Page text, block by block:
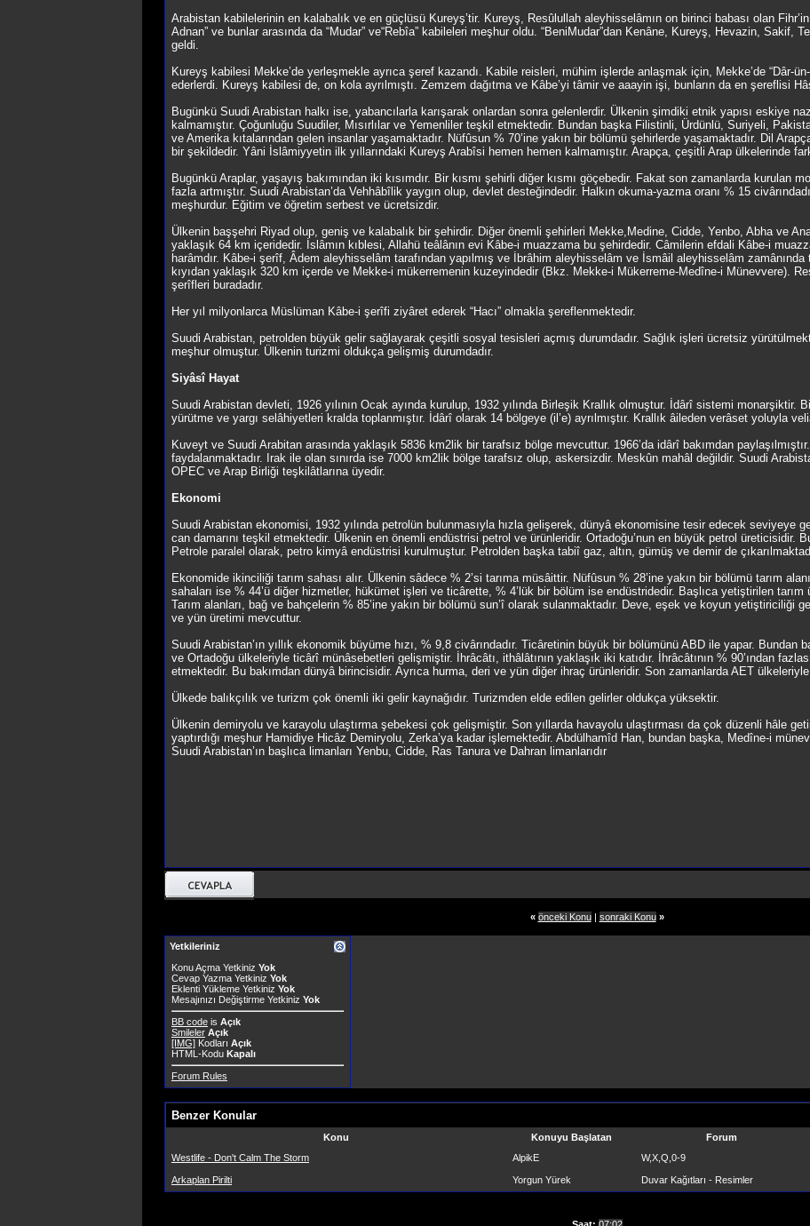
Arabistan kabilelerinin en kalabalık ve en güçlüsü Kureyş’tir. Kureyş, Resûlullah aleyhisselâmın on birinci babası olan Fihr’in
Adnan” ve bunlar arasında da “Mudar” ve“Rebîa” kabileleri meşhur oldu. “BeniMudar”dan Kenâne, Kureyş, Hevazin, Sakif,
geldi.
Kureyş kabilesi Mekke’de yerleşmekle ayrıca şeref kazandı. Kabile reisleri, mühim işlerde anlaşmak için, Mekke’de “Dâr-
ederlerdi. Kureyş kabilesi de, on kola ayrılmıştı. Zemzem dağıtma ve Kâbe’yi tâmir ve aaayin işi, bunların da en şereflisi
Bugünkü Suudi Arabistan halkı ise, yabancılarla karışarak onlardan sonra gelenlerdir. Ülkenin şimdiki etnik yapısı eskiye
kalmamıştır. Çoğunluğu Suudiler, Mısırlılar ve Yemenliler teşkil etmektedir. Bundan başka Filistinli, Ürdünlü, Suriyeli,
ve Amerika kıtalarından gelen insanlar yaşamaktadır. Nüfûsun % 70’ine yakın bir bölümü şehirlerde yaşamaktadır. Dil
bir şekildedir. Yâni İslâmiyyetin ilk yıllarındaki Kureyş Arabîsi hemen hemen kalmamıştır. Arapça, çeşitli Arap ülkelerinde
Bugünkü Araplar, yaşayış bakımından iki kısımdır. Bir kısmı şehirli diğer kısmı göçebedir. Fakat son zamanlarda kurulan
fazla artmıştır. Suudi Arabistan’da Vehhâbîlik yaygın olup, devlet desteğindedir. Halkın okuma-yazma oranı % 15
meşhurdur. Eğitim ve öğretim serbest ve ücretsizdir.
Ülkenin başşehri Riyad olup, geniş ve kalabalık bir şehirdir. Diğer önemli şehirleri Mekke,Medine, Cidde, Yenbo, Abha ve
yaklaşık 64 km içeridedir. İslâmın kıblesi, Allahü teâlânın evi Kâbe-i muazzama bu şehirdedir. Câmilerin efdali Kâbe-i
harâmdır. Kâbe-i şerîf, Âdem aleyhisselâm tarafından yapılmış ve İbrâhim aleyhisselâm ve İsmâil aleyhisselâm
kıyıdan yaklaşık 320 km içerde ve Mekke-i mükerremenin kuzeyindedir (Bkz. Mekke-i Mükerreme-Medîne-i Münevvere).
şerîfleri buradadır.
Her yıl milyonlarca Müslüman Kâbe-i şerîfi ziyâret ederek “Hacı” olmakla şereflenmektedir.
Suudi Arabistan, petrolden büyük gelir sağlayarak çeşitli sosyal tesisleri açmış durumdadır. Sağlık işleri ücretsiz
meşhur olmuştur. Ülkenin turizmi oldukça gelişmiş durumdadır.
Siyâsî Hayat
Suudi Arabistan devleti, 1926 yılının Ocak ayında kurulup, 1932 yılında Birleşik Krallık olmuştur. İdârî sistemi monarşiktir.
yürütme ve yargı selâhiyetleri kralda toplanmıştır. İdârî olarak 14 bölgeye (il’e) ayrılmıştır. Krallık âileden verâset yoluyla
Kuveyt ve Suudi Arabitan arasında yaklaşık 5836 km2lik bir tarafsız bölge mevcuttur. 1966’da idârî bakımdan
faydalanmaktadır. Irak ile olan sınırda ise 7000 km2lik bölge tarafsız olup, askersizdir. Meskûn mahâl değildir. Suudi
OPEC ve Arap Birliği teşkilâtlarına üyedir.
Ekonomi
Suudi Arabistan ekonomisi, 1932 yılında petrolün bulunmasıyla hızla gelişerek, dünyâ ekonomisine tesir edecek seviyeye
can damarını teşkil etmektedir. Ülkenin en önemli endüstrisi petrol ve ürünleridir. Ortadoğu’nun en büyük petrol üreticisidir.
Petrole paralel olarak, petro kimyâ endüstrisi kurulmuştur. Petrolden başka tabiî gaz, altın, gümüş ve demir de
Ekonomide ikinciliği tarım sahası alır. Ülkenin sâdece % 2’si tarıma müsâittir. Nüfûsun % 28’ine yakın bir bölümü tarım
sahaları ise % 44’ü diğer hizmetler, hükümet işleri ve ticârette, % 4’lük bir bölüm ise endüstridedir. Başlıca yetiştirilen
Tarım alanları, bağ ve bahçelerin % 85’ine yakın bir bölümü sun’î olarak sulanmaktadır. Deve, eşek ve koyun yetiştiriciliği
ve yün üretimi mevcuttur.
Suudi Arabistan’ın yıllık ekonomik büyüme hızı, % 9,8 civârındadır. Ticâretinin büyük bir bölümünü ABD ile yapar.
ve Ortadoğu ülkeleriyle ticârî münâsebetleri gelişmiştir. İhrâcâtı, ithâlâtının yaklaşık iki katıdır. İhrâcâtının % 90’ından
etmektedir. Bu bakımdan dünyâ birincisidir. Ayrıca hurma, deri ve yün diğer ihraç ürünleridir. Son zamanlarda AET
Ülkede balıkçılık ve turizm çok önemli iki gelir kaynağıdır. Turizmden elde edilen gelirler oldukça yüksektir.
Ülkenin demiryolu ve karayolu ulaştırma şebekesi çok gelişmiştir. Son yıllarda havayolu ulaştırması da çok düzenli hâle
yaptırdığı meşhur Hamidiye Hicâz Demiryolu, Zerka’ya kadar işlemektedir. Abdülhamîd Han, bundan başka, Medîne-i
Suudi Arabistan’ın başlıca limanları Yenbu, Cidde, Ras Tanura ve Dahran limanlarıdır
« önceki Konu| sonraki Konu »
Yetkileriniz
Konu Açma Yetkiniz Yok
Cevap Yazma Yetkiniz Yok
Eklenti Yükleme Yetkiniz Yok
Mesajınızı Değiştirme Yetkiniz Yok
BB code is Açık
Smileler Açık
[IMG] Kodları Açık
HTML-Kodu Kapalı
Forum Rules
Benzer Konular
Konu Konuyu Başlatan Forum
Westlife - Don't Calm The Storm
AlpikE W,X,Q,0-9
Arkaplan Pirilti Yorgun Yürek Duvar Kağıtları - Resimler